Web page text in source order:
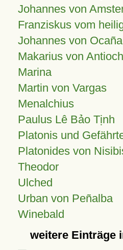
Johannes von
Franziskus vom
Johannes von Ocaña
Makarius von
Marina
Martin von Vargas
Menalchius
Paulus Lê Bảo Tịnh
Platonis und
Platonides von
Theodor
Ulched
Urban von Peñalba
Winebald
weitere Einträge